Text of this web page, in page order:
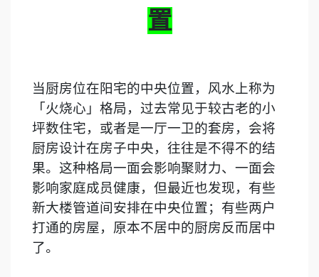
置
当厨房位在阳宅的中央位置，风水上称为
「火烧心」格局，过去常见于较古老的小
坪数住宅，或者是一厅一卫的套房，会将
厨房设计在房子中央，往往是不得不的结
果。这种格局一面会影响聚财力、一面会
影响家庭成员健康，但最近也发现，有些
新大楼管道间安排在中央位置；有些两户
打通的房屋，原本不居中的厨房反而居中
了。